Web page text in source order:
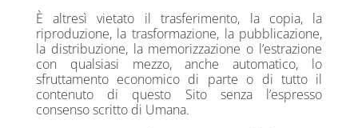
È altresì vietato il trasferimento, la copia, la
riproduzione, la trasformazione, la pubblicazione,
la distribuzione, la memorizzazione o l’estrazione
con qualsiasi mezzo, anche automatico, lo
sfruttamento economico di parte o di tutto il
contenuto di questo Sito senza l’espresso
consenso scritto di Umana.